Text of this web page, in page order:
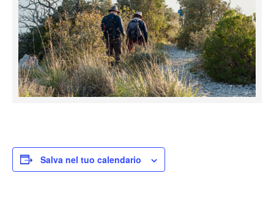
Salva nel tuo calendario